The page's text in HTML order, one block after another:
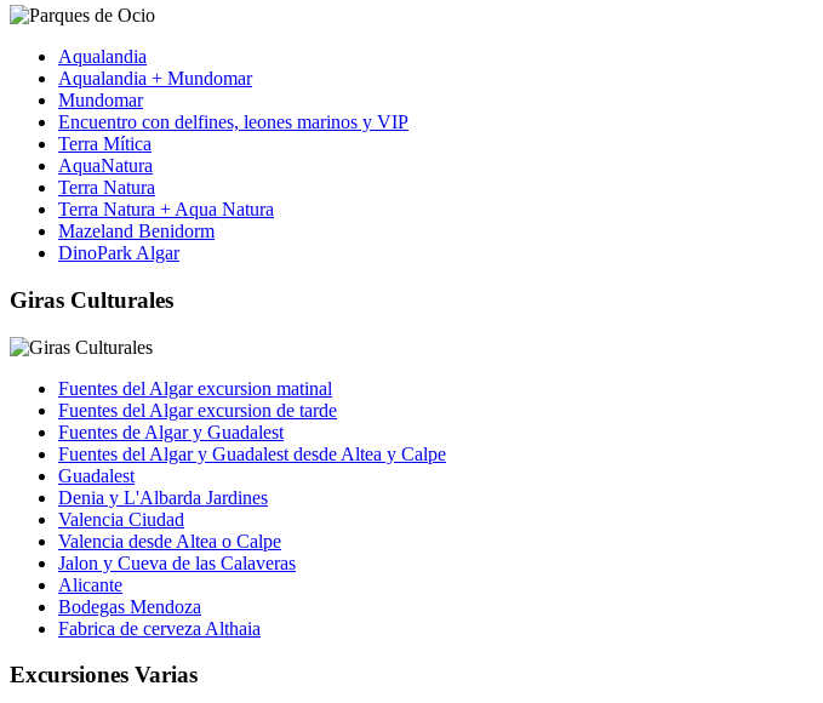
Aqualandia
Aqualandia + Mundomar
Mundomar
Encuentro con delfines, leones marinos y VIP
Terra Mítica
AquaNatura
Terra Natura
Terra Natura + Aqua Natura
Mazeland Benidorm
DinoPark Algar
Giras Culturales
Fuentes del Algar excursion matinal
Fuentes del Algar excursion de tarde
Fuentes de Algar y Guadalest
Fuentes del Algar y Guadalest desde Altea y Calpe
Guadalest
Denia y L'Albarda Jardines
Valencia Ciudad
Valencia desde Altea o Calpe
Jalon y Cueva de las Calaveras
Alicante
Bodegas Mendoza
Fabrica de cerveza Althaia
Excursiones Varias